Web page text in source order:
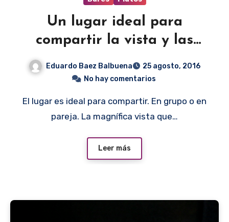
Un lugar ideal para
compartir la vista y las
Eduardo Baez Balbuena
25 agosto, 2016
No hay comentarios
El lugar es ideal para compartir. En grupo o en
pareja. La magnífica vista que…
Leer más